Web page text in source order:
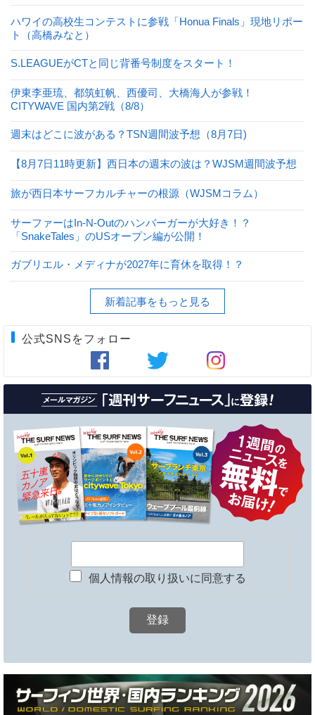
ハワイの高校生コンテストに参戦「Honua Finals」現地リポー
ト（高橋みなと）
S.LEAGUEがCTと同じ背番号制度をスタート！
伊東李亜琉、都筑虹帆、西優司、大橋海人が参戦！
CITYWAVE 国内第2戦（8/8）
週末はどこに波がある？TSN週間波予想（8月7日)
【8月7日11時更新】西日本の週末の波は？WJSM週間波予想
旅が西日本サーフカルチャーの根源（WJSMコラム）
サーファーはIn-N-Outのハンバーガーが大好き！？
「SnakeTales」のUSオープン編が公開！
ガブリエル・メディナが2027年に育休を取得！？
新着記事をもっと見る
公式SNSをフォロー
個人情報の取り扱いに同意する